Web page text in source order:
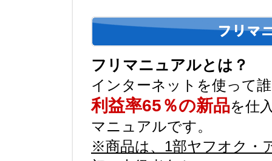
フリマニュアルとは？
インターネットを使って
利益率65％の新品を仕
マニュアルです。
※商品は、1部ヤフオク・